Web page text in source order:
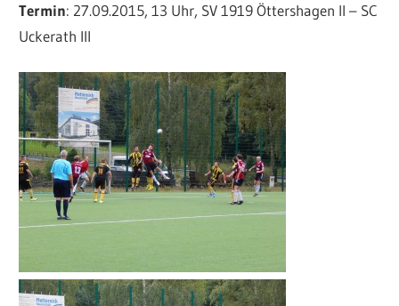
Termin: 27.09.2015, 13 Uhr, SV 1919 Öttershagen II – SC
Uckerath III